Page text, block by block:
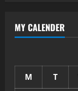
MY CALENDER
M T